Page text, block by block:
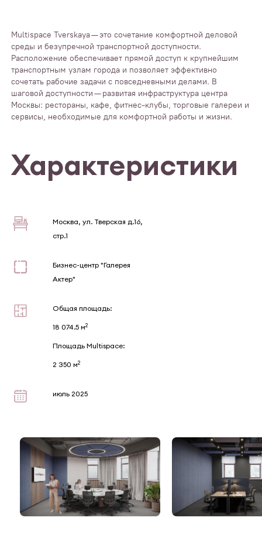
Multispace Tverskaya — это сочетание комфортной деловой
среды и безупречной транспортной доступности.
Расположение обеспечивает прямой доступ к крупнейшим
транспортным узлам города и позволяет эффективно
сочетать рабочие задачи с повседневными делами. В
шаговой доступности — развитая инфраструктура центра
Москвы: рестораны, кафе, фитнес-клубы, торговые галереи и
сервисы, необходимые для комфортной работы и жизни.
Характеристики
Москва, ул. Тверская д.16,
стр.1
Бизнес-центр "Галерея
Актер"
Общая площадь:
18 074.5 м2
Площадь Multispace:
2 350 м2
июль 2025